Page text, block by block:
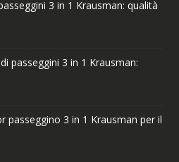
3 in 1 Krausman: qualità
passeggini 3 in 1 Krausman:
passeggino 3 in 1 Krausman per il